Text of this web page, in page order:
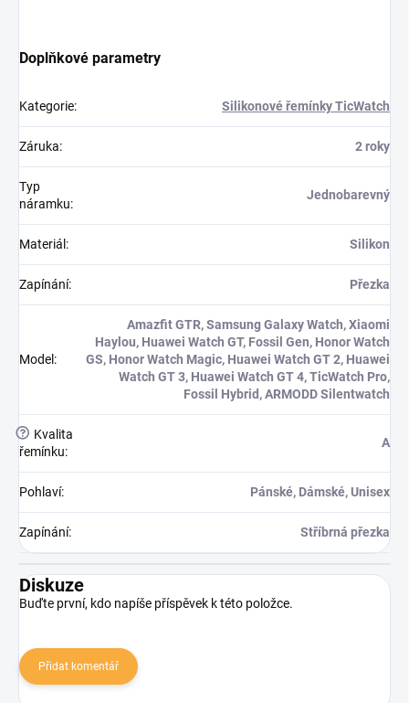
Doplňkové parametry
Kategorie: Silikonové řemínky TicWatch
Záruka: 2 roky
Typ
náramku:
Jednobarevný
Materiál : Silikon
Zapínání: Přezka
Model :
Amazfit GTR, Samsung Galaxy Watch, Xiaomi
Haylou, Huawei Watch GT, Fossil Gen, Honor Watch
GS, Honor Watch Magic, Huawei Watch GT 2, Huawei
Watch GT 3, Huawei Watch GT 4, TicWatch Pro,
Fossil Hybrid, ARMODD Silentwatch
?
Kvalita
řemínku:
A
Pohlaví: Pánské, Dámské, Unisex
Zapínání: Stříbrná přezka
Diskuze
Buďte první, kdo napíše příspěvek k této položce.
Přidat komentář